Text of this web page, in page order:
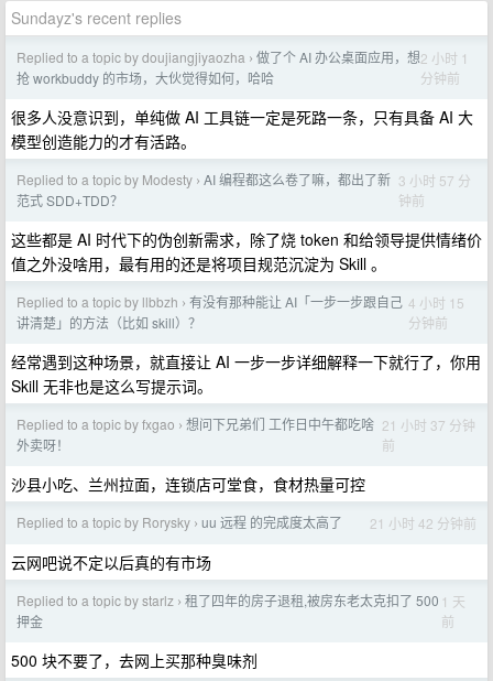
Sundayz's recent replies
Replied to a topic by doujiangjiyaozha › 做了个 AI 办公桌面应用，想
抢 workbuddy 的市场，大伙觉得如何，哈哈
2 小时 1
分钟前
很多人没意识到，单纯做 AI 工具链一定是死路一条，只有具备 AI 大
模型创造能力的才有活路。
Replied to a topic by Modesty › AI 编程都这么卷了嘛，都出了新
范式 SDD+TDD？
3 小时 57 分
钟前
这些都是 AI 时代下的伪创新需求，除了烧 token 和给领导提供情绪价
值之外没啥用，最有用的还是将项目规范沉淀为 Skill 。
Replied to a topic by llbbzh › 有没有那种能让 AI「一步一步跟自己
讲清楚」的方法（比如 skill）？
4 小时 15
分钟前
经常遇到这种场景，就直接让 AI 一步一步详细解释一下就行了，你用
Skill 无非也是这么写提示词。
Replied to a topic by fxgao › 想问下兄弟们 工作日中午都吃啥
外卖呀！
21 小时 37 分钟
前
沙县小吃、兰州拉面，连锁店可堂食，食材热量可控
Replied to a topic by Rorysky › uu 远程 的完成度太高了 21 小时 42 分钟前
云网吧说不定以后真的有市场
Replied to a topic by starlz › 租了四年的房子退租,被房东老太克扣了 500
押金
1 天
前
500 块不要了，去网上买那种臭味剂